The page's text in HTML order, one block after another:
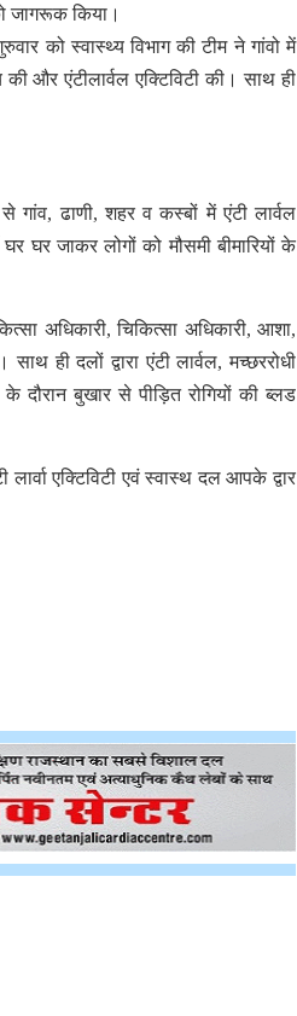
जागरूक किया।
को स्वास्थ्य विभाग की टीम ने गांवो में
और एंटीलार्वल एक्टिविटी की। साथ ही
गांव, ढाणी, शहर व कस्बों में एंटी लार्वल
घर जाकर लोगों को मौसमी बीमारियों के
अधिकारी, चिकित्सा अधिकारी, आशा,
ही दलों द्वारा एंटी लार्वल, मच्छररोधी
दौरान बुखार से पीड़ित रोगियों की ब्लड
एक्टिविटी एवं स्वास्थ दल आपके द्वार